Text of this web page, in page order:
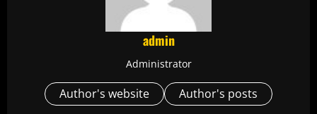
admin
Administrator
Author's website Author's posts